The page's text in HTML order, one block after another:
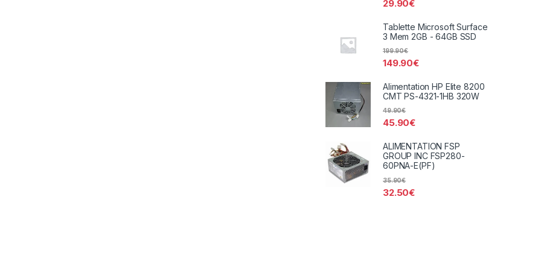
29.90€
Tablette Microsoft Surface
3 Mem 2GB - 64GB SSD
149.90€
199.90€
Alimentation HP Elite 8200
CMT PS-4321-1HB 320W
45.90€
49.90€
ALIMENTATION FSP
GROUP INC FSP280-
60PNA-E(PF)
32.50€
35.90€